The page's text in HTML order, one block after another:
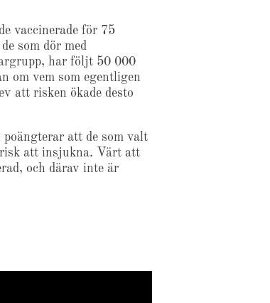
vaccinerade för 75
som dör med
har följt 50 000
om vem som egentligen
att risken ökade desto
poängterar att de som valt
risk att insjukna. Värt att
och därav inte är